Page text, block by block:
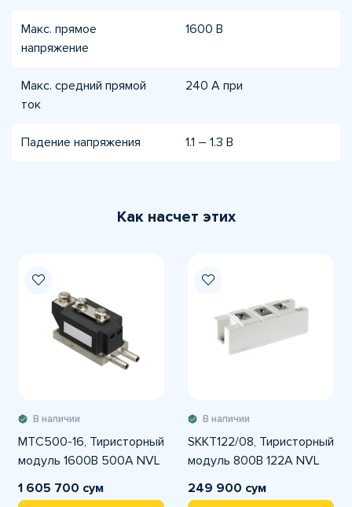
Макс. прямое
напряжение
1600 В
Макс. средний прямой
ток
240 А при
Падение напряжения 1.1 – 1.3 В
Как насчет этих
В наличии
MTC500-16, Тиристорный
модуль 1600В 500А NVL
1 605 700 сум
В наличии
SKKT122/08, Тиристорный
модуль 800В 122А NVL
249 900 сум